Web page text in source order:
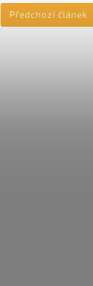
Předchozí článek